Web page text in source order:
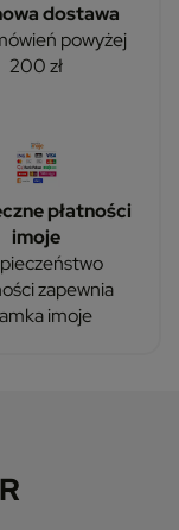
dostawa
powyżej
200 zł
płatności
imoje
zapewnia
imoje